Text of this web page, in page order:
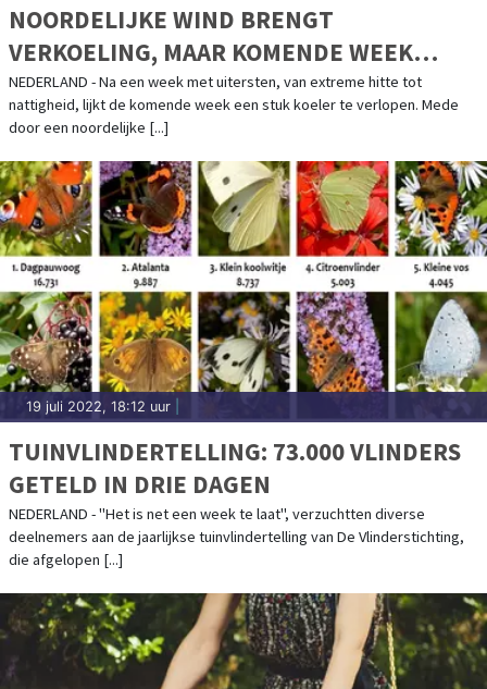
NOORDELIJKE WIND BRENGT
VERKOELING, MAAR KOMENDE WEEK
BLIJFT GROTENDEELS DROOG EN ZONNIG
NEDERLAND - Na een week met uitersten, van extreme hitte tot
nattigheid, lijkt de komende week een stuk koeler te verlopen. Mede
door een noordelijke [...]
19 juli 2022, 18:12 uur
TUINVLINDERTELLING: 73.000 VLINDERS
GETELD IN DRIE DAGEN
NEDERLAND - "Het is net een week te laat", verzuchtten diverse
deelnemers aan de jaarlijkse tuinvlindertelling van De Vlinderstichting,
die afgelopen [...]